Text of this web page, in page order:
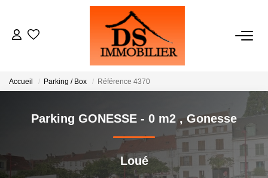
ACHATS
GESTION
Accueil Parking / Box Référence 4370
Parking GONESSE - 0 m2 , Gonesse
Loué